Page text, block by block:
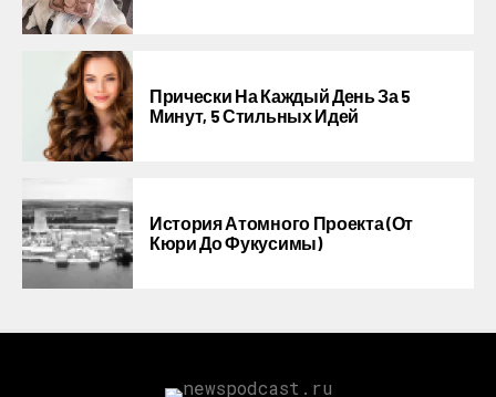
Прически На Каждый День За 5
Минут, 5 Стильных Идей
История Атомного Проекта (от
Кюри До Фукусимы)